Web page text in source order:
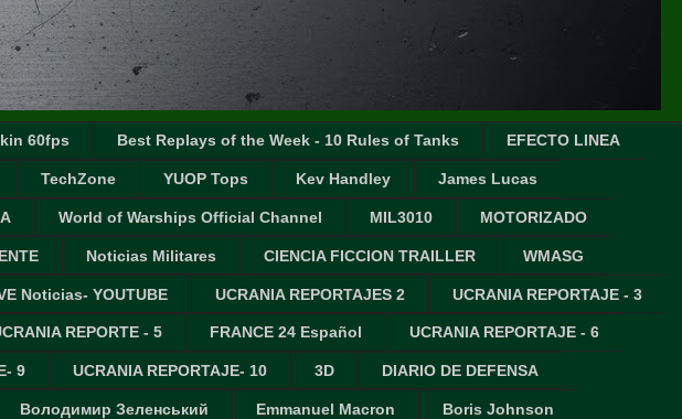
60fps Best Replays of the Week - 10 Rules of Tanks EFECTO LINEA
TechZone YUOP Tops Kev Handley James Lucas
World of Warships Official Channel MIL3010 MOTORIZADO
Noticias Militares CIENCIA FICCION TRAILLER WMASG
Noticias- YOUTUBE UCRANIA REPORTAJES 2 UCRANIA REPORTAJE - 3
REPORTE - 5 FRANCE 24 Español UCRANIA REPORTAJE - 6
9 UCRANIA REPORTAJE- 10 3D DIARIO DE DEFENSA
Володимир Зеленський Emmanuel Macron Boris Johnson